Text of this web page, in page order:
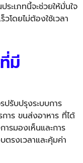
ระเภทนี้จะช่วยให้มั่นใจ
วโดยไม่ต้องใช้เวลา
มี
ปรับปรุงระบบการ
การ ขนส่งอาหาร ที่ได้
ารมองเห็นและการ
ตรงเวลาและคุ้มค่า